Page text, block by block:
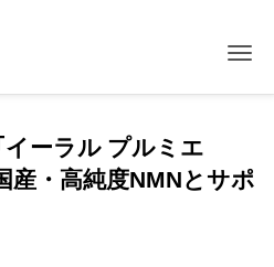
イーラル プルミエ
産・高純度NMNとサポ